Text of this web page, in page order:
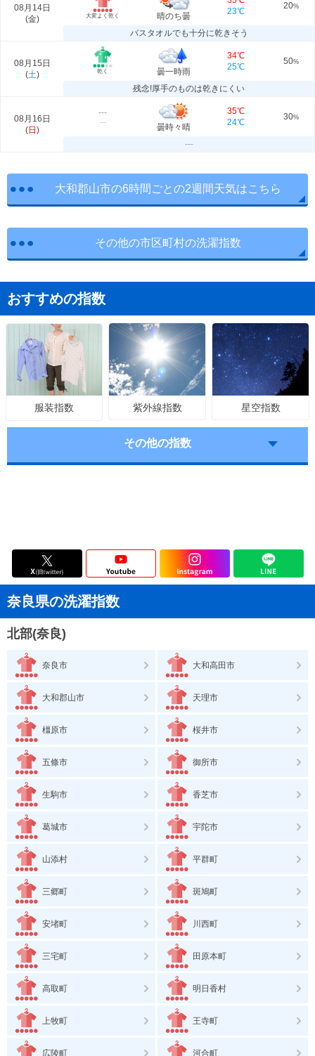
08月14日
(金) 大変よく乾く 晴のち曇
23℃
20%
バスタオルでも十分に乾きそう
08月15日
(土) 乾く 曇一時雨
34℃
25℃
50%
残念!厚手のものは乾きにくい
08月16日
(日 )
---
---
曇時々晴
35℃
24℃
30%
---
大和郡山市の6時間ごとの2週間天気はこちら
その他の市区町村の洗濯指数
おすすめの指数
服装指数 紫外線指数 星空指数
その他の指数
奈良県の洗濯指数
北部(奈良)
奈良市 大和高田市
大和郡山市 天理市
橿原市 桜井市
五條市 御所市
生駒市 香芝市
葛城市 宇陀市
山添村 平群町
三郷町 斑鳩町
安堵町 川西町
三宅町 田原本町
高取町 明日香村
上牧町 王寺町
広陵町 河合町